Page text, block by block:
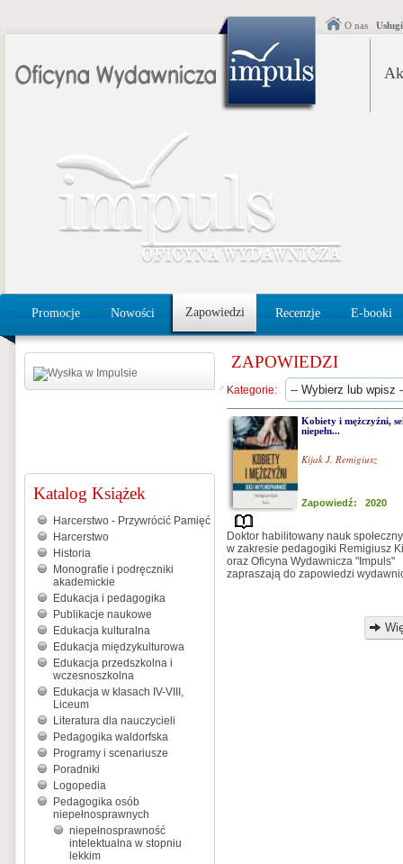
O nas
Promocje Nowości Zapowiedzi Recenzje E-booki
Katalog Książek
Harcerstwo - Przywrócić Pamięć
Harcerstwo
Historia
Monografie i podręczniki
akademickie
Edukacja i pedagogika
Publikacje naukowe
Edukacja kulturalna
Edukacja międzykulturowa
Edukacja przedszkolna i
wczesnoszkolna
Edukacja w klasach IV-VIII,
Liceum
Literatura dla nauczycieli
Pedagogika waldorfska
Programy i scenariusze
Poradniki
Logopedia
Pedagogika osób
niepełnosprawnych
niepełnosprawność
intelektualna w stopniu
lekkim
ZAPOWIEDZI
Kategorie:
Kobiety i mężczyźni,
niepełn...
Kijak J. Remigiusz
Zapowiedź: 2020
Doktor habilitowany nauk
w zakresie pedagogiki Remigiusz
oraz Oficyna Wydawnicza "Impuls"
zapraszają do zapowiedzi